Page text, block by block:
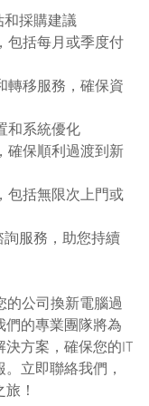
和採購建議
包括每月或季度付
轉移服務，確保資
和系統優化
確保順利過渡到新
包括無限次上門或
詢服務，助您持續
的公司換新電腦過
們的專業團隊將為
方案，確保您的IT
立即聯絡我們，
！